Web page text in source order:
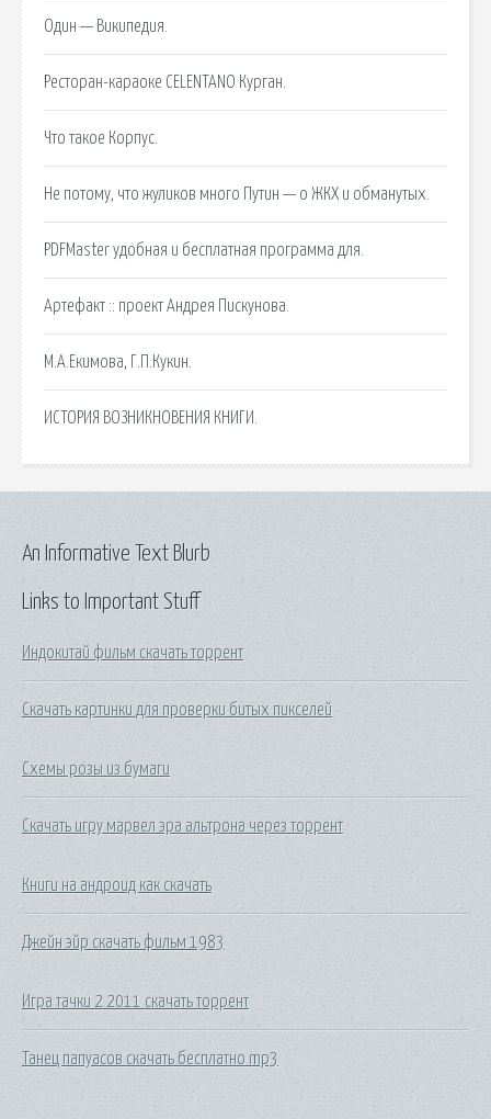
Один — Википедия.
Ресторан-караоке CELENTANO Курган.
Что такое Корпус.
Не потому, что жуликов много Путин — о ЖКХ и обманутых.
PDFMaster удобная и бесплатная программа для.
Артефакт :: проект Андрея Пискунова.
М.А.Екимова, Г.П.Кукин.
ИСТОРИЯ ВОЗНИКНОВЕНИЯ КНИГИ.
Links to Important Stuff
Индокитай фильм скачать торрент
Скачать картинки для проверки битых пикселей
Схемы розы из бумаги
Скачать игру марвел эра альтрона через торрент
Книги на андроид как скачать
Джейн эйр скачать фильм 1983
Игра тачки 2 2011 скачать торрент
Танец папуасов скачать бесплатно mp3
An Informative Text Blurb